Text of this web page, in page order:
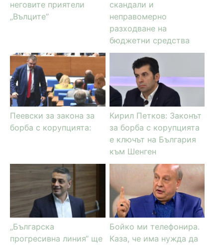
неговите приятели
„Вълците“
скандали и
неправомерно
разходване на
бюджетни средства
Пеевски за закона за
борба с корупцията:
Кирил Петков: Законът
за борба с корупцията
е ключът на България
към Шенген
„Българска
прогресивна линия“ ще
Бойко ми телефонира.
Каза, че има нужда да